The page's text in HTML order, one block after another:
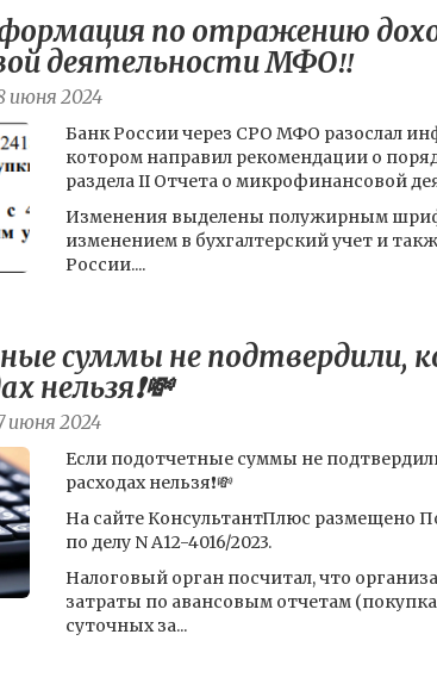
по отражению
деятельности МФО‼️
июня 2024
Банк России через СРО МФО разослал
котором направил рекомендации о
раздела II Отчета о микрофинансовой
Изменения выделены полужирным
изменением в бухгалтерский учет и
России....
суммы не подтвердили,
нельзя❗️💸
июня 2024
Если подотчетные суммы не
расходах нельзя❗️💸
На сайте КонсультантПлюс размещено
по делу N А12-4016/2023.
Налоговый орган посчитал, что
затраты по авансовым отчетам
суточных за...